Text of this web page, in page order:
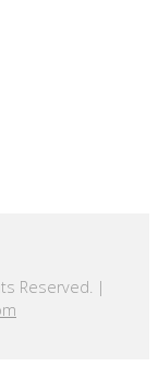
Reserved. |